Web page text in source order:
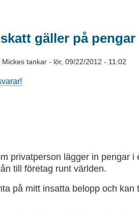
gäller på
Mickes tankar - lör, 09/22/2012 - 11:02
privatperson lägger in pengar
till företag runt världen.
på mitt insatta belopp och